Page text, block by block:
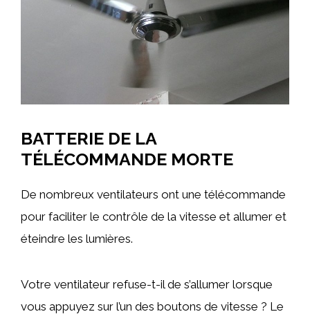
BATTERIE DE LA
TÉLÉCOMMANDE MORTE
De nombreux ventilateurs ont une télécommande
pour faciliter le contrôle de la vitesse et allumer et
éteindre les lumières.
Votre ventilateur refuse-t-il de s’allumer lorsque
vous appuyez sur l’un des boutons de vitesse ? Le